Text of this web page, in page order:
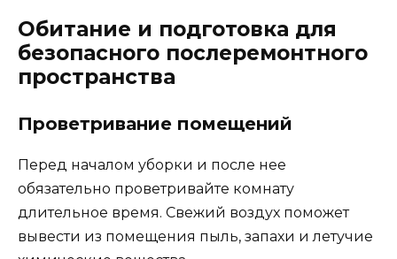
Обитание и подготовка для
безопасного послеремонтного
пространства
Проветривание помещений
Перед началом уборки и после нее
обязательно проветривайте комнату
длительное время. Свежий воздух поможет
вывести из помещения пыль, запахи и летучие